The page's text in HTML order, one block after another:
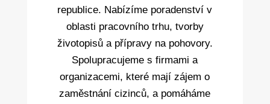
republice. Nabízíme poradenství v
oblasti pracovního trhu, tvorby
životopisů a přípravy na pohovory.
Spolupracujeme s firmami a
organizacemi, které mají zájem o
zaměstnání cizinců, a pomáháme